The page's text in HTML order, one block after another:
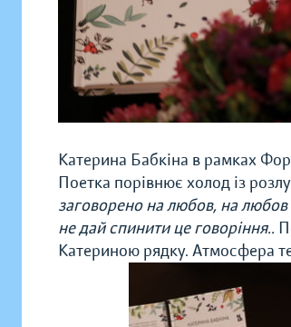
Катерина Бабкіна в рамках
Поетка порівнює холод із
заговорено на любов, на
не дай спинити це говоріння..
Катериною рядку. Атмосфера